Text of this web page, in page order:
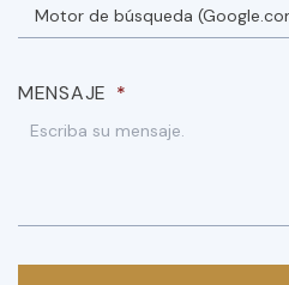
MENSAJE *